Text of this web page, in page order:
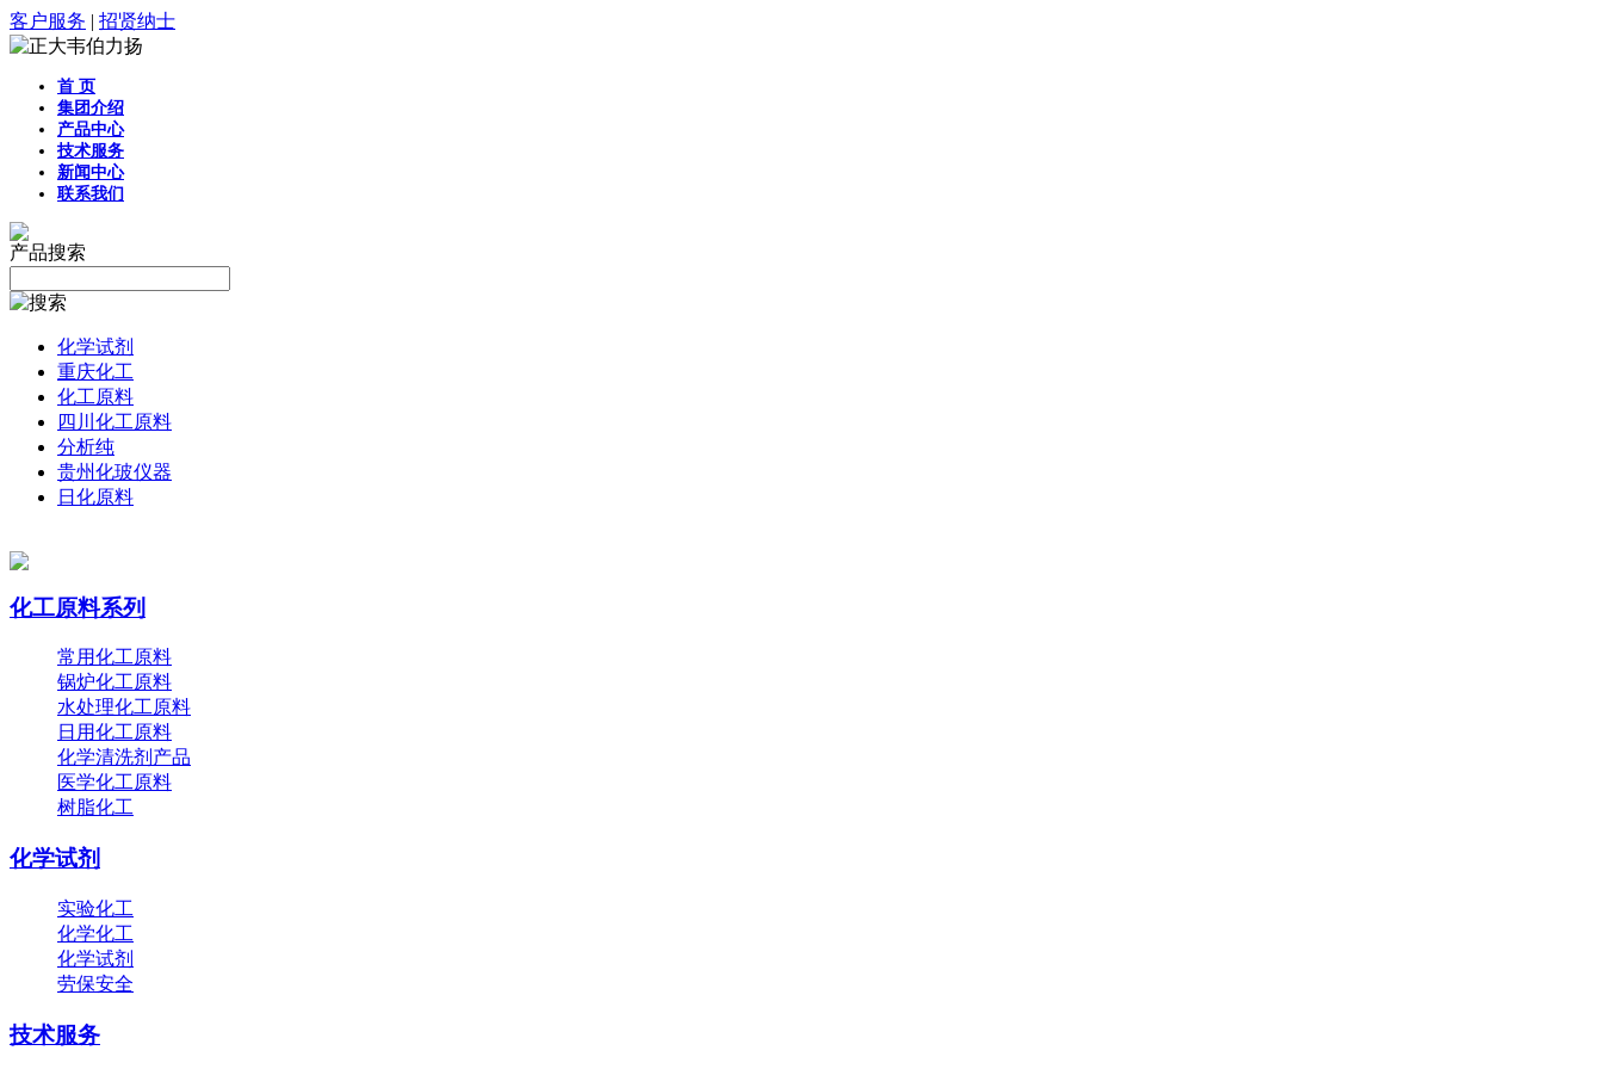
客户服务 | 招贤纳士
首 页
集团介绍
产品中心
技术服务
新闻中心
联系我们
产品搜索
化学试剂
重庆化工
化工原料
四川化工原料
分析纯
贵州化玻仪器
日化原料
化工原料系列
常用化工原料
锅炉化工原料
水处理化工原料
日用化工原料
化学清洗剂产品
医学化工原料
树脂化工
化学试剂
实验化工
化学化工
化学试剂
劳保安全
技术服务